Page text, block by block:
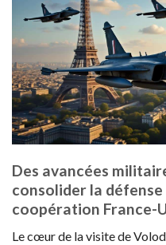
Des avancées
consolider la
coopération France-
Le cœur de la visite de